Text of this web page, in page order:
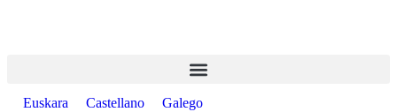
Euskara Castellano Galego